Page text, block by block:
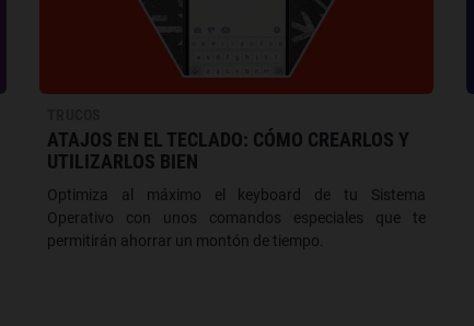
ATAJOS EN EL TECLADO: CÓMO CREARLOS Y
UTILIZARLOS BIEN
Optimiza al máximo el keyboard de tu Sistema
Operativo con unos comandos especiales que te
permitirán ahorrar un montón de tiempo.